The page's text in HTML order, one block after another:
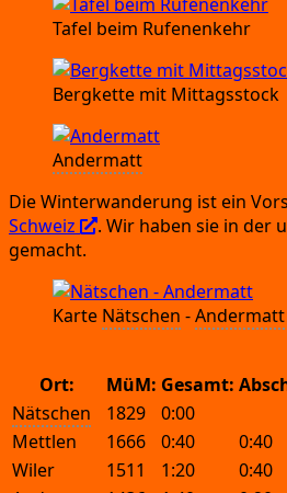
Tafel beim Rufenenkehr
Berg­ket­te mit Mittagsstock
Ander­matt
Die Win­ter­wan­de­rung ist ein
Schweiz
. Wir haben sie in der
gemacht.
Kar­te Nät­schen -Ander­matt
Ort: MüM: Gesamt:
Nätschen
1829 0:00
Mettlen
1666 0:40 0:40
Wiler
1511 1:20 0:40